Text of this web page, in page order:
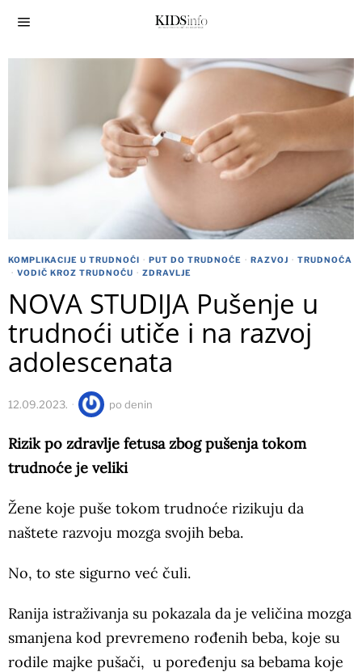
KOMPLIKACIJE U TRUDNOĆI · PUT DO TRUDNOĆE · RAZVOJ · TRUDNOĆA
· VODIČ KROZ TRUDNOĆU · ZDRAVLJE
NOVA STUDIJA Pušenje u
trudnoći utiče i na razvoj
adolescenata
12.09.2023. po denin
Rizik po zdravlje fetusa zbog pušenja tokom
trudnoće je veliki
Žene koje puše tokom trudnoće rizikuju da
naštete razvoju mozga svojih beba.
No, to ste sigurno već čuli.
Ranija istraživanja su pokazala da je veličina mozga
smanjena kod prevremeno rođenih beba, koje su
rodile majke pušači, u poređenju sa bebama koje